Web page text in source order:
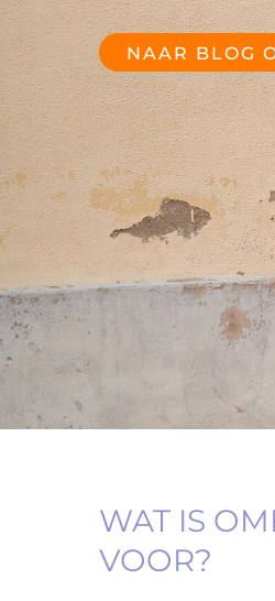
NAAR BLOG
WAT IS
VOOR?